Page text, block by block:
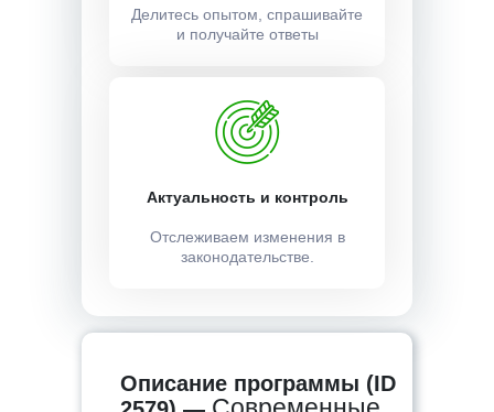
Делитесь опытом, спрашивайте
и получайте ответы
Актуальность и контроль
Отслеживаем изменения в
законодательстве.
Описание программы (ID